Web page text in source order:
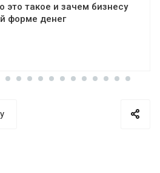
это такое и зачем бизнесу
форме денег